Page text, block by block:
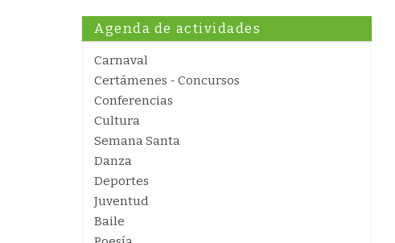
Agenda de actividades
Carnaval
Certámenes - Concursos
Conferencias
Cultura
Semana Santa
Danza
Deportes
Juventud
Baile